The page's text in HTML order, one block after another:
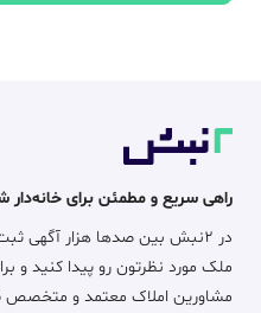
راهی سریع و مطمئن برای خانه‌دار
در ۲نبش بین صدها هزار
ملک مورد نظرتون رو پیدا کنید و
مشاورین املاک معتمد و متخصص